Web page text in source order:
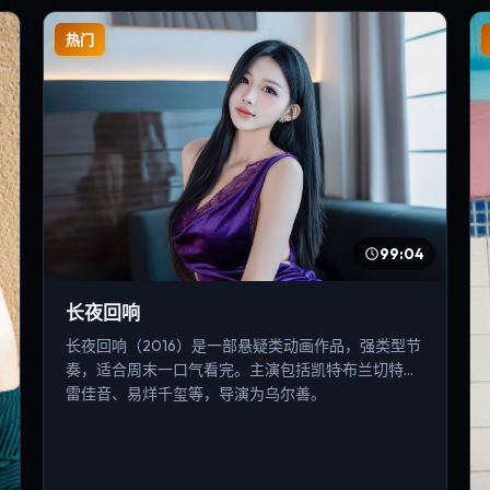
热门
99:04
长夜回响
长夜回响（2016）是一部悬疑类动画作品，强类型节
奏，适合周末一口气看完。主演包括凯特·布兰切特、
雷佳音、易烊千玺等，导演为乌尔善。